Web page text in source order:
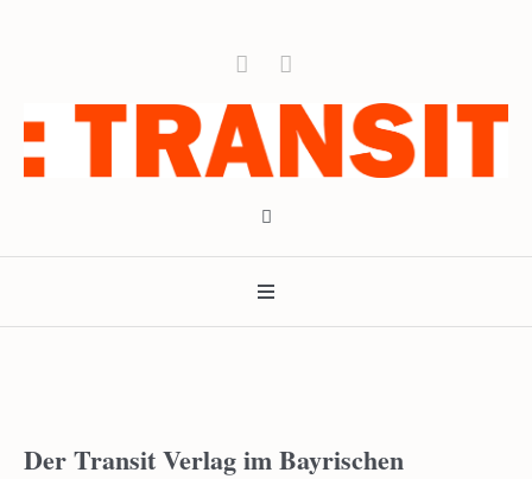
Der Transit Verlag im Bayrischen